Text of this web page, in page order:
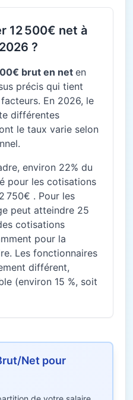
12 500€ net à
?
brut en neten
précis qui tient
En 2026, le
différentes
le taux varie selon
environ 22% du
pour les cotisations
750€ . Pour les
peut atteindre 25
cotisations
pour la
Les fonctionnaires
différent,
(environ 15 %, soit
Net pour